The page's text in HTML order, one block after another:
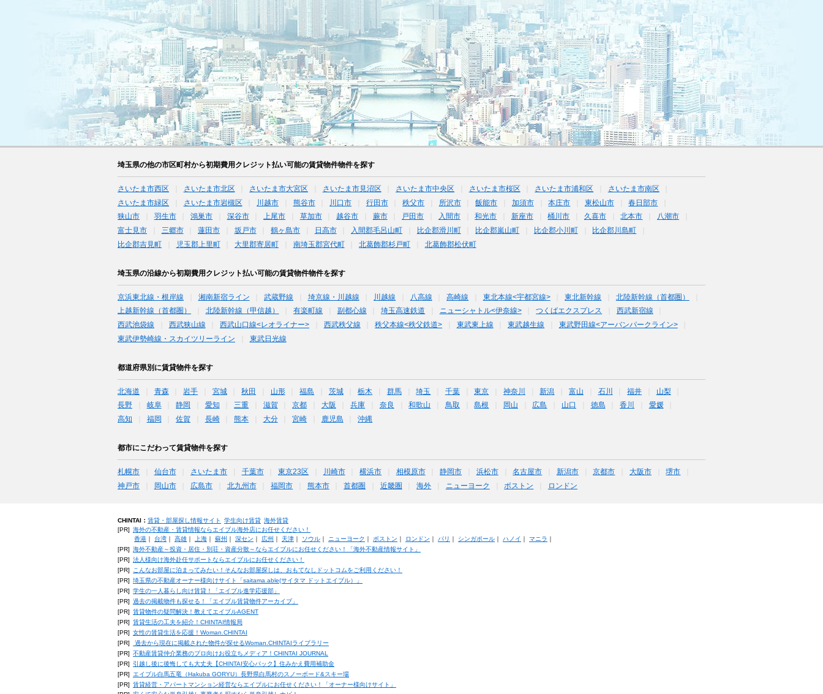
埼玉県の他の市区町村から初期費用クレジット払い可能の賃貸物件物件を探す
さいたま市西区 さいたま市北区 さいたま市大宮区 さいたま市見沼区 さいたま市中央区 さいたま市桜区 さいたま市浦和区
さいたま市南区
さいたま市緑区
さいたま市岩槻区 川越市 熊谷市 川口市 行田市 秩父市 所沢市 飯能市 加須市 本庄市 東松山市
春日部市
狭山市
羽生市 鴻巣市 深谷市 上尾市 草加市 越谷市 蕨市 戸田市 入間市 和光市 新座市 桶川市 久喜市 北本市
八潮市
富士見市
三郷市 蓮田市 坂戸市 鶴ヶ島市 日高市 入間郡毛呂山町 比企郡滑川町 比企郡嵐山町 比企郡小川町
比企郡川島町
比企郡吉見町
児玉郡上里町 大里郡寄居町 南埼玉郡宮代町 北葛飾郡杉戸町 北葛飾郡松伏町
埼玉県の沿線から初期費用クレジット払い可能の賃貸物件物件を探す
京浜東北線・根岸線 湘南新宿ライン 武蔵野線 埼京線・川越線 川越線 八高線 高崎線 東北本線<宇都宮線> 東北新幹線
北陸新幹線（首都圏）
上越新幹線（首都圏）
北陸新幹線（甲信越） 有楽町線 副都心線 埼玉高速鉄道 ニューシャトル<伊奈線> つくばエクスプレス
西武新宿線
西武池袋線
西武狭山線 西武山口線<レオライナー> 西武秩父線 秩父本線<秩父鉄道> 東武東上線 東武越生線
東武野田線<アーバンパークライン>
東武伊勢崎線・スカイツリーライン
東武日光線
都道府県別に賃貸物件を探す
北海道 青森 岩手 宮城 秋田 山形 福島 茨城 栃木 群馬 埼玉 千葉 東京 神奈川 新潟 富山 石川 福井
山梨
長野
岐阜 静岡 愛知 三重 滋賀 京都 大阪 兵庫 奈良 和歌山 鳥取 島根 岡山 広島 山口 徳島 香川
愛媛
高知
福岡 佐賀 長崎 熊本 大分 宮崎 鹿児島 沖縄
都市にこだわって賃貸物件を探す
札幌市 仙台市 さいたま市 千葉市 東京23区 川崎市 横浜市 相模原市 静岡市 浜松市 名古屋市 新潟市 京都市 大阪市
堺市
神戸市
岡山市 広島市 北九州市 福岡市 熊本市 首都圏 近畿圏 海外 ニューヨーク ボストン ロンドン
CHINTAI： 賃貸・部屋探し情報サイト 学生向け賃貸 海外賃貸
[PR] 海外の不動産・賃貸情報ならエイブル海外店にお任せください！
香港｜ 台湾｜ 高雄｜ 上海｜ 蘇州 ｜ 深セン ｜ 広州 ｜ 天津｜ ソウル｜ ニューヨーク ｜ ボストン ｜ ロンドン ｜ パリ ｜ シンガポール｜ ハノイ ｜ マニラ ｜
[PR] 海外不動産～投資・居住・別荘・資産分散～ならエイブルにお任せください！「海外不動産情報サイト」
[PR] 法人様向け海外赴任サポートならエイブルにお任せください！
[PR]
こんなお部屋に泊まってみたい！そんなお部屋探しは、おもてなしドットコムをご利用ください！
[PR] 埼玉県の不動産オーナー様向けサイト「saitama.able(サイタマ ドットエイブル）」
[PR] 学生の一人暮らし向け賃貸！「エイブル進学応援部」
[PR] 過去の掲載物件も探せる！「エイブル賃貸物件アーカイブ」
[PR] 賃貸物件の疑問解決！教えてエイブルAGENT
[PR] 賃貸生活の工夫を紹介！CHINTAI情報局
[PR] 女性の賃貸生活を応援！Woman.CHINTAI
[PR]
過去から現在に掲載された物件が探せるWoman.CHINTAIライブラリー
[PR] 不動産賃貸仲介業務のプロ向けお役立ちメディア！CHINTAI JOURNAL
[PR]
引越し後に後悔しても大丈夫【CHINTAI安心パック】住みかえ費用補助金
[PR]
エイブル白馬五竜（Hakuba GORYU）長野県白馬村のスノーボード&スキー場
[PR] 賃貸経営・アパートマンション経営ならエイブルにお任せください！「オーナー様向けサイト」